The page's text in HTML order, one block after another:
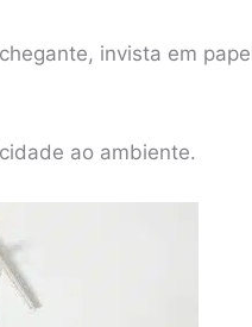
invista em
ao ambiente.